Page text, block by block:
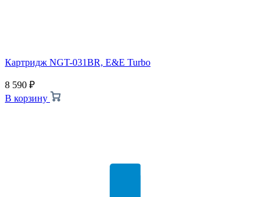
Картридж NGT-031BR, E&E Turbo
8 590 ₽
В корзину